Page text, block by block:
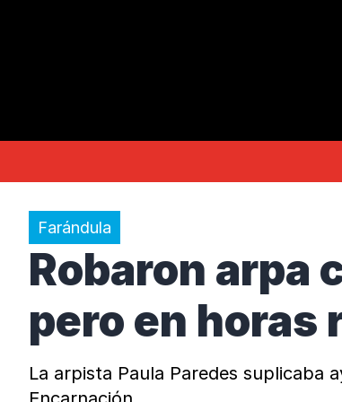
Farándula
Robaron arpa
pero en horas
La arpista Paula Paredes suplicaba